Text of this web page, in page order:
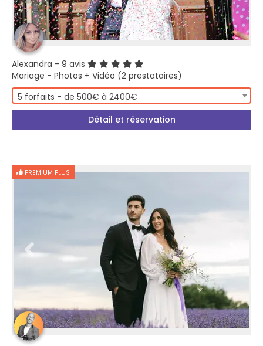
Alexandra - 9 avis
Mariage - Photos + Vidéo (2 prestataires)
5 forfaits - de 500€ à 2400€
Détail et réservation
PREMIUM PLUS